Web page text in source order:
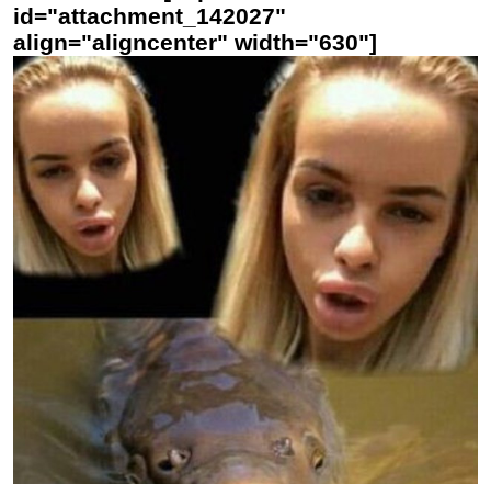
id="attachment_142027"
align="aligncenter" width="630"]